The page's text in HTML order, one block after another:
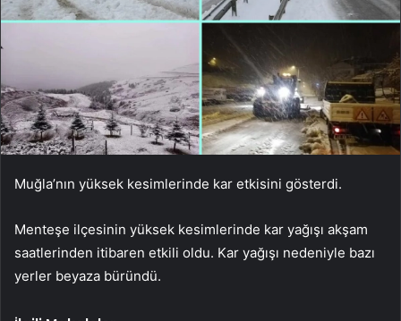
Muğla’nın yüksek kesimlerinde kar etkisini gösterdi.
Menteşe ilçesinin yüksek kesimlerinde kar yağışı akşam
saatlerinden itibaren etkili oldu. Kar yağışı nedeniyle bazı
yerler beyaza büründü.